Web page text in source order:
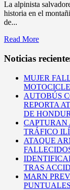
La alpinista
historia en el
de...
Read More
Noticias
MUJER
AUTOBÚS
REPORTA
DE
CAPTURAN
TRÁFICO
ATAQUE
TRAS
MARN